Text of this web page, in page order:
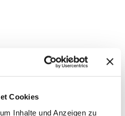
Cookies
Inhalte und Anzeigen zu
mit statischem
geschweißt, Torverschalung